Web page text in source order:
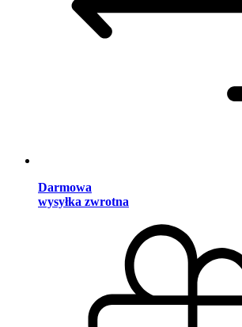
Darmowa
wysyłka zwrotna